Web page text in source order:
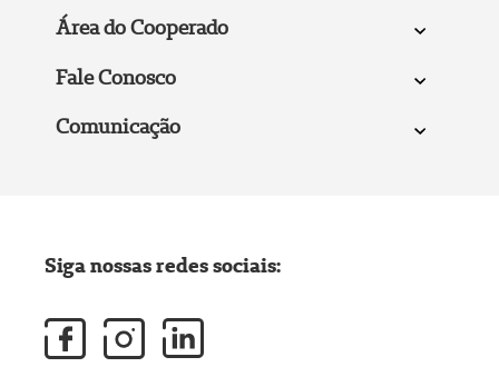
Área do Cooperado
Fale Conosco
Comunicação
Siga nossas redes sociais: